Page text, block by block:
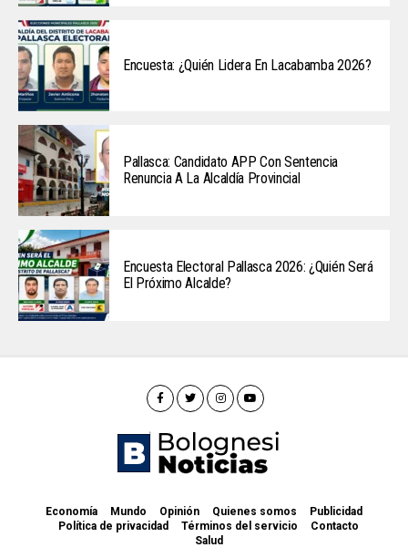
Encuesta: ¿Quién Lidera En Lacabamba 2026?
Pallasca: Candidato APP Con Sentencia
Renuncia A La Alcaldía Provincial
Encuesta Electoral Pallasca 2026: ¿Quién Será
El Próximo Alcalde?
Economía Mundo Opinión Quienes somos
Publicidad
Política de privacidad
Términos del servicio
Contacto
Salud